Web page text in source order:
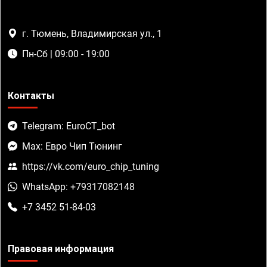
г. Тюмень, Владимирская ул., 1
Пн-Сб | 09:00 - 19:00
Контакты
Telegram: EuroCT_bot
Max: Евро Чип Тюнинг
https://vk.com/euro_chip_tuning
WhatsApp: +79317082148
+7 3452 51-84-03
Правовая информация